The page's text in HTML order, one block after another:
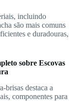
incluindo
são mais comuns
e duradouras,
sobre Escovas
brisas destaca a
componentes para